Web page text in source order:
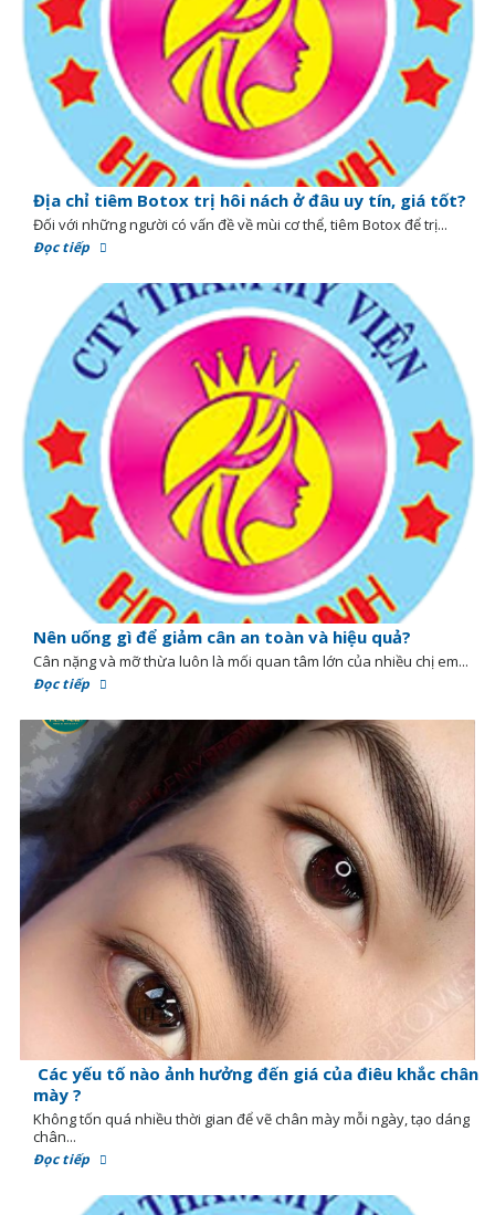
Địa chỉ tiêm Botox trị hôi nách ở đâu uy tín, giá tốt?
Đối với những người có vấn đề về mùi cơ thể, tiêm Botox để trị...
Đọc tiếp
Nên uống gì để giảm cân an toàn và hiệu quả?
Cân nặng và mỡ thừa luôn là mối quan tâm lớn của nhiều chị em...
Đọc tiếp
Các yếu tố nào ảnh hưởng đến giá của điêu khắc chân
mày ?
Không tốn quá nhiều thời gian để vẽ chân mày mỗi ngày, tạo dáng
chân...
Đọc tiếp